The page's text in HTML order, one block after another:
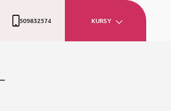
509832574 KURSY